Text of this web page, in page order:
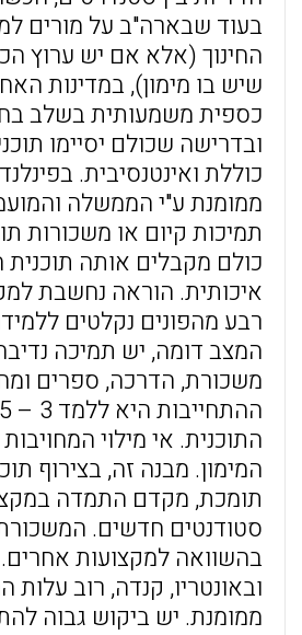
בעוד שבארה"ב על מורים
החינוך (אלא אם יש ערוץ
שיש בו מימון), במדינות
כספית משמעותית בשלב
ובדרישה שכולם יסיימו
כוללת ואינטנסיבית.
ממומנת ע"י הממשלה
תמיכות קיום או משכורות
כולם מקבלים אותה
איכותית. הוראה נחשבת
רבע מהפונים נקלטים
המצב דומה, יש תמיכה
משכורת, הדרכה, ספרים
התוכנית. אי מילוי
המימון. מבנה זה, בצירוף
תומכת, מקדם התמדה
סטודנטים חדשים.
בהשוואה למקצועות
ובאונטריו, קנדה, רוב
ממומנת. יש ביקוש גבוה